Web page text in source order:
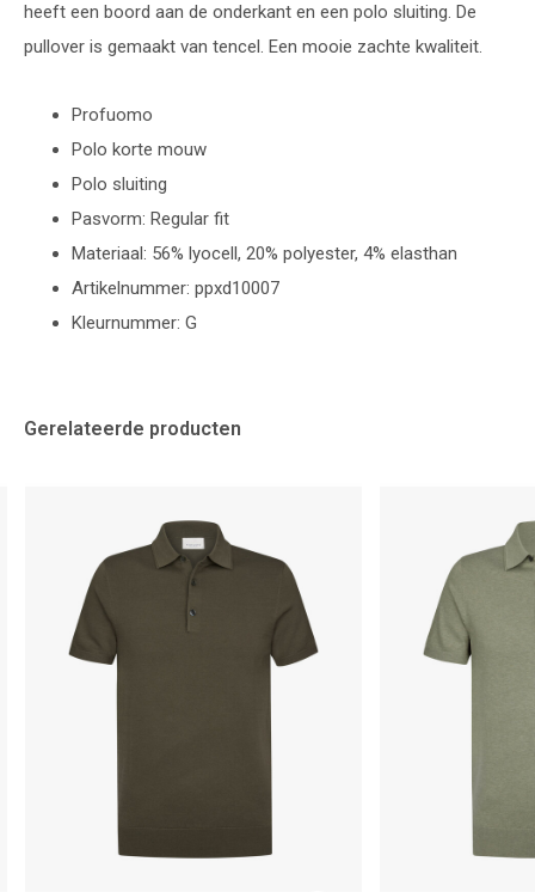
heeft een boord aan de onderkant en een polo sluiting. De
pullover is gemaakt van tencel. Een mooie zachte kwaliteit.
Profuomo
Polo korte mouw
Polo sluiting
Pasvorm: Regular fit
Materiaal: 56% lyocell, 20% polyester, 4% elasthan
Artikelnummer: ppxd10007
Kleurnummer: G
Gerelateerde producten